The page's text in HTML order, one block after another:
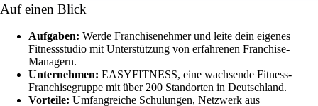
Auf einen Blick
Aufgaben: Werde Franchisenehmer und leite dein eigenes
Fitnessstudio mit Unterstützung von erfahrenen Franchise-
Managern.
Unternehmen: EASYFITNESS, eine wachsende Fitness-
Franchisegruppe mit über 200 Standorten in Deutschland.
Vorteile: Umfangreiche Schulungen, Netzwerk aus